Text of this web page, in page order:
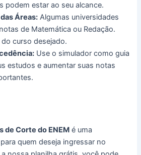
podem estar ao seu alcance.
Áreas: Algumas universidades
de Matemática ou Redação.
curso desejado.
Use o simulador como guia
estudos e aumentar suas notas
de Corte do ENEM é uma
quem deseja ingressar no